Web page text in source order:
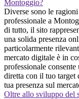
Montoggio?
Diverse sono le
professionale a
di tutto, il sito
una solida presenza
particolarmente
mercato digitale è in
professionale
diretta con il tuo target
tua presenza sul
Oltre allo sviluppo del